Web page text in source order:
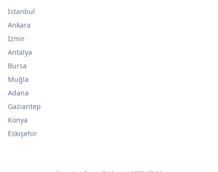
İstanbul
Ankara
İzmir
Antalya
Bursa
Muğla
Adana
Gaziantep
Konya
Eskişehir